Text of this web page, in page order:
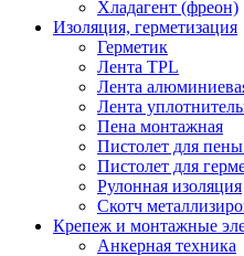
Хладагент (фреон)
Изоляция, герметизация
Герметик
Лента TPL
Лента
Лента
Пена монтажная
Пистолет для
Пистолет для
Рулонная изоляция
Скотч
Крепеж и монтажные
Анкерная техника